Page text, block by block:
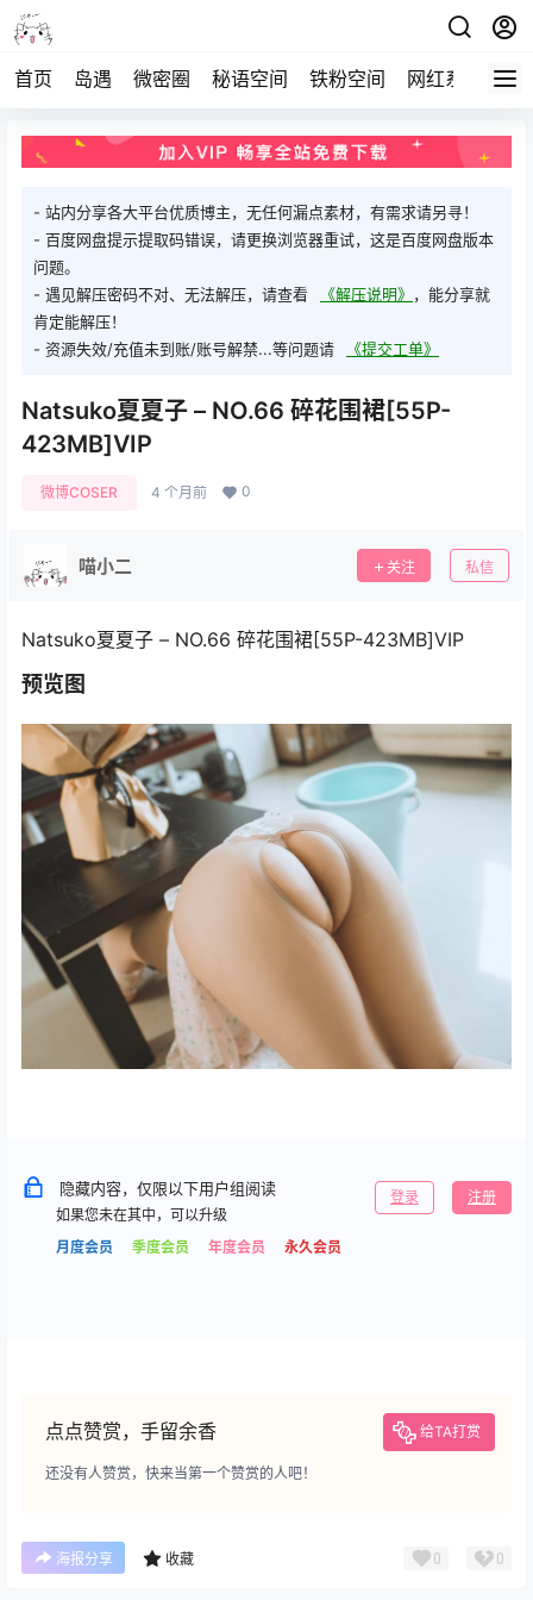
首页 岛遇 微密圈 秘语空间 铁粉空间 网红系列 打
- 站内分享各大平台优质博主，无任何漏点素材，有需求请另寻！
- 百度网盘提示提取码错误，请更换浏览器重试，这是百度网盘版本
问题。
- 遇见解压密码不对、无法解压，请查看
《解压说明》 ，能分享就
肯定能解压！
- 资源失效/充值未到账/账号解禁...等问题请
《提交工单》
Natsuko夏夏子 – NO.66 碎花围裙[55P-
423MB]VIP
微博COSER 4 个月前 0
喵小二 关注 私信
Natsuko夏夏子 – NO.66 碎花围裙[55P-423MB]VIP
预览图
隐藏内容，仅限以下用户组阅读
如果您未在其中，可以升级
月度会员
季度会员 年度会员 永久会员
登录 注册
点点赞赏，手留余香 给TA打赏
还没有人赞赏，快来当第一个赞赏的人吧！
海报分享 收藏 0 0